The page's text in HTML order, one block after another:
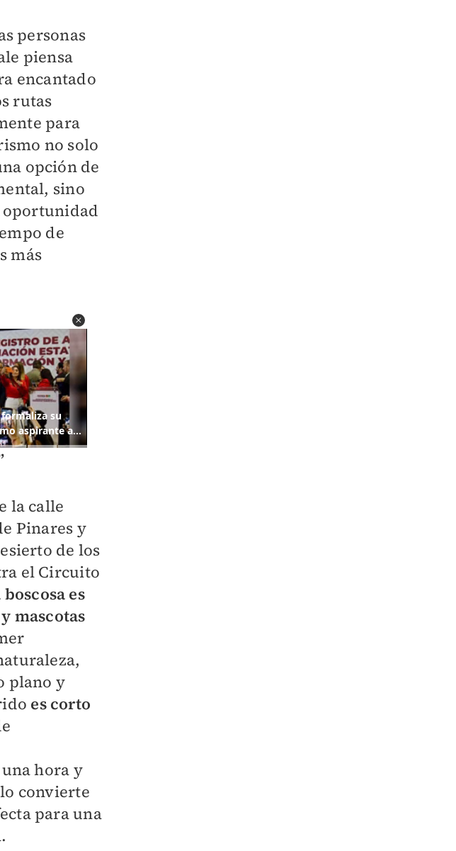
personas
piensa
encantado
rutas
para
no solo
opción de
sino
oportunidad
de
más
la calle
Pinares y
de los
el Circuito
es
mascotas
plano y
es corto
hora y
convierte
para una